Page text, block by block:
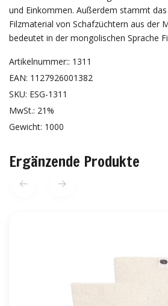
und Einkommen. Außerdem stammt
Filzmaterial von Schafzüchtern aus der
bedeutet in der mongolischen Sprache
Artikelnummer:: 1311
EAN: 1127926001382
SKU: ESG-1311
MwSt.: 21%
Gewicht: 1000
Ergänzende Produkte